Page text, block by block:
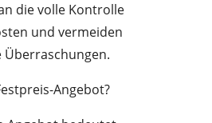
die volle Kontrolle
und vermeiden
Angebot?